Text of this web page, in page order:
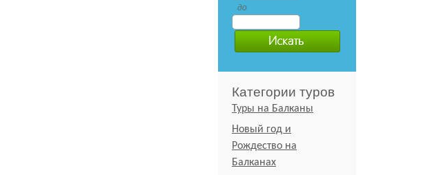
до
Категории туров
Туры на Балканы
Новый год и
Рождество на
Балканах